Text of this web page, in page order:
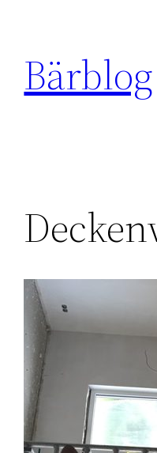
springen
Bärblog